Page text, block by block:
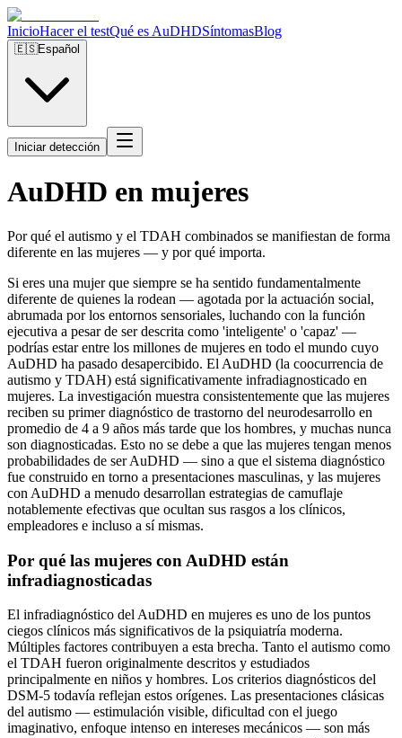
InicioHacer el testQué es AuDHDSíntomasBlog
🇪🇸Español
Iniciar detección
AuDHD en mujeres
Por qué el autismo y el TDAH combinados se manifiestan de forma
diferente en las mujeres — y por qué importa.
Si eres una mujer que siempre se ha sentido fundamentalmente
diferente de quienes la rodean — agotada por la actuación social,
abrumada por los entornos sensoriales, luchando con la función
ejecutiva a pesar de ser descrita como 'inteligente' o 'capaz' —
podrías estar entre los millones de mujeres en todo el mundo cuyo
AuDHD ha pasado desapercibido. El AuDHD (la coocurrencia de
autismo y TDAH) está significativamente infradiagnosticado en
mujeres. La investigación muestra consistentemente que las mujeres
reciben su primer diagnóstico de trastorno del neurodesarrollo en
promedio de 4 a 9 años más tarde que los hombres, y muchas nunca
son diagnosticadas. Esto no se debe a que las mujeres tengan menos
probabilidades de ser AuDHD — sino a que el sistema diagnóstico
fue construido en torno a presentaciones masculinas, y las mujeres
con AuDHD a menudo desarrollan estrategias de camuflaje
notablemente efectivas que ocultan sus rasgos a los clínicos,
empleadores e incluso a sí mismas.
Por qué las mujeres con AuDHD están
infradiagnosticadas
El infradiagnóstico del AuDHD en mujeres es uno de los puntos
ciegos clínicos más significativos de la psiquiatría moderna.
Múltiples factores contribuyen a esta brecha. Tanto el autismo como
el TDAH fueron originalmente descritos y estudiados
principalmente en niños y hombres. Los criterios diagnósticos del
DSM-5 todavía reflejan estos orígenes. Las presentaciones clásicas
del autismo — estimulación visible, dificultad con el juego
imaginativo, enfoque intenso en intereses mecánicos — son más